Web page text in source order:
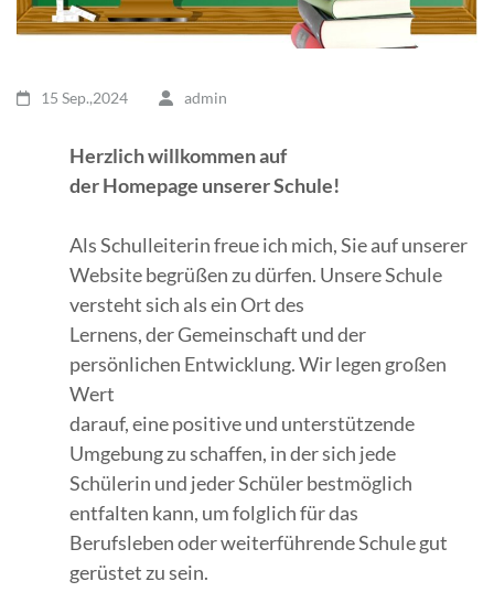
15 Sep.,2024 admin
Herzlich willkommen auf
der Homepage unserer Schule!
Als Schulleiterin freue ich mich, Sie auf unserer
Website begrüßen zu dürfen. Unsere Schule
versteht sich als ein Ort des
Lernens, der Gemeinschaft und der
persönlichen Entwicklung. Wir legen großen
Wert
darauf, eine positive und unterstützende
Umgebung zu schaffen, in der sich jede
Schülerin und jeder Schüler bestmöglich
entfalten kann, um folglich für das
Berufsleben oder weiterführende Schule gut
gerüstet zu sein.